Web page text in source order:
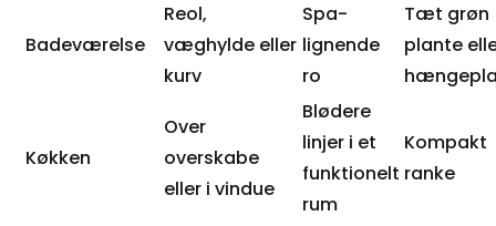
Badeværelse
Reol,
væghylde eller
kurv
Spa-
lignende
ro
Tæt grøn
plante
Køkken
Over
overskabe
eller i vindue
Blødere
linjer i et
funktionelt
rum
Kompakt
ranke